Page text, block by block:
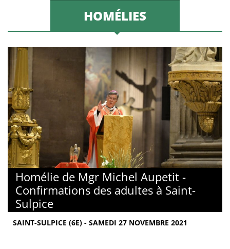
HOMÉLIES
Homélie de Mgr Michel Aupetit -
Confirmations des adultes à Saint-
Sulpice
SAINT-SULPICE (6E) - SAMEDI 27 NOVEMBRE 2021